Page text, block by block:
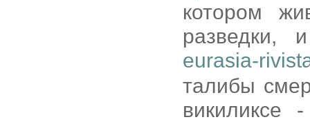
котором
разведки,
eurasia-
талибы
викиликсе